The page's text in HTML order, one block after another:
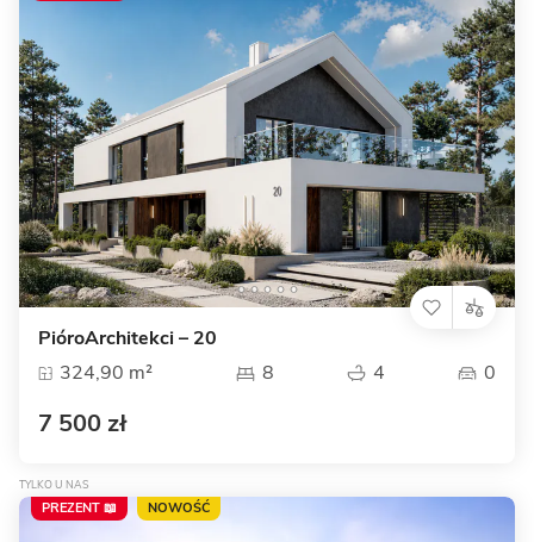
PióroArchitekci – 20
324,90 m²
8 4 0
7 500 zł
TYLKO U NAS
PREZENT 📖 NOWOŚĆ